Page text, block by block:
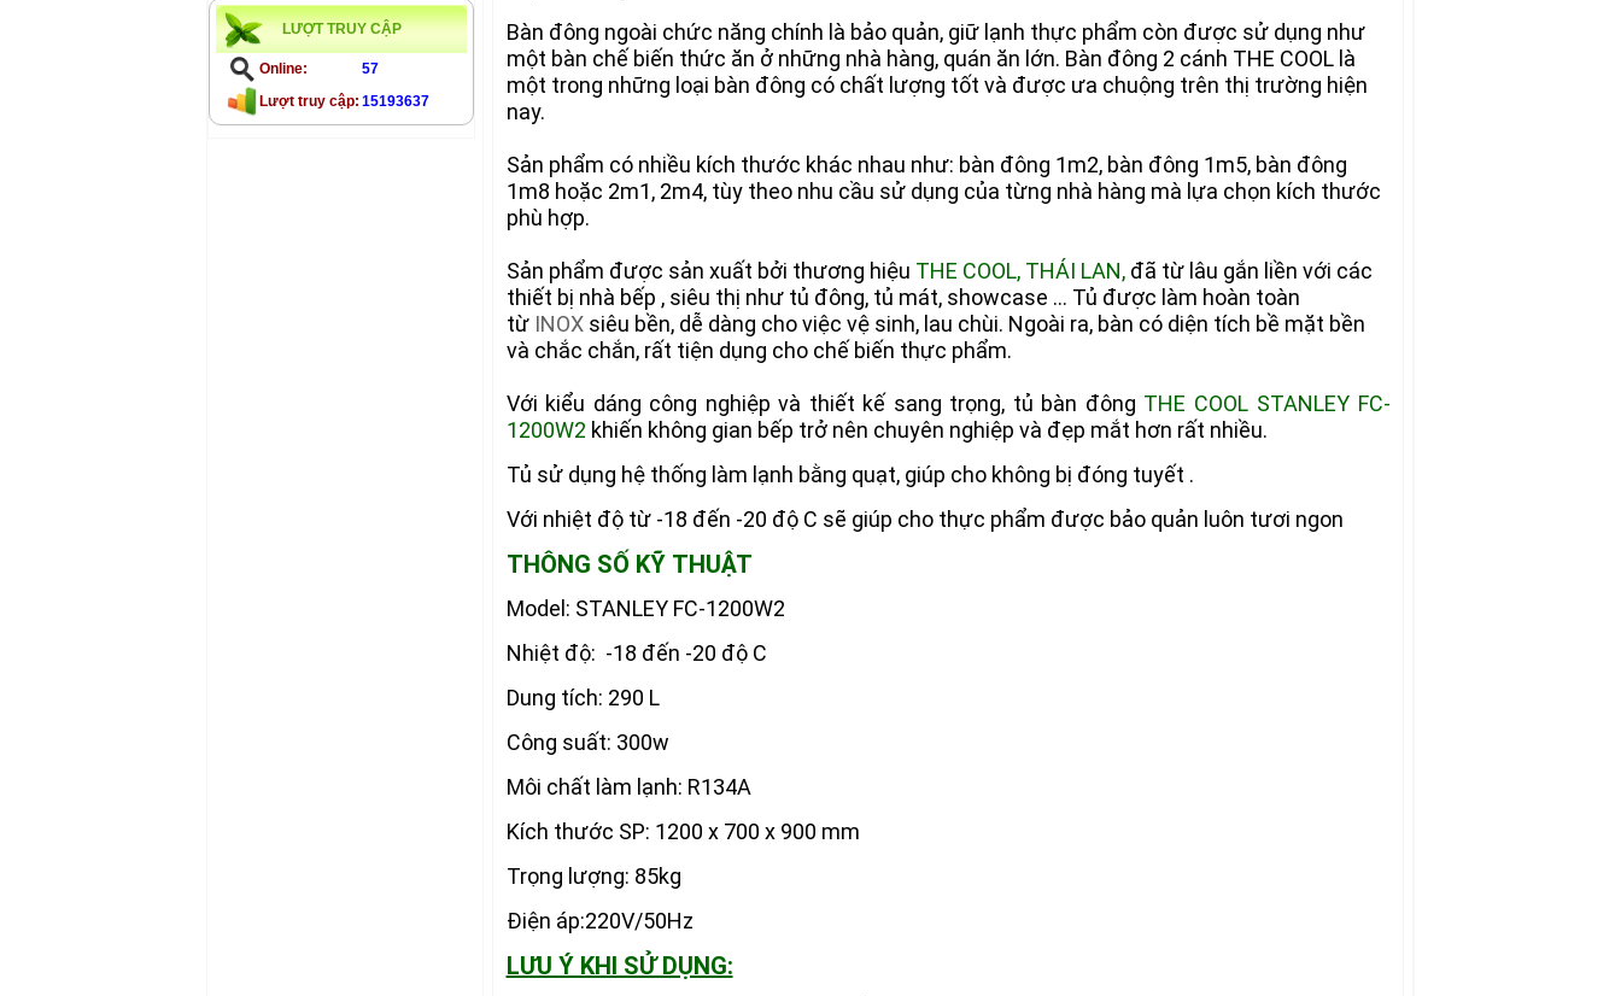
Bàn đông ngoài chức năng chính là bảo quản, giữ lạnh thực phẩm còn được sử dụng như
một bàn chế biến thức ăn ở những nhà hàng, quán ăn lớn. Bàn đông 2 cánh THE COOLlà
một trong những loại bàn đông có chất lượng tốt và được ưa chuộng trên thị trường hiện
nay.
Sản phẩm có nhiều kích thước khác nhau như: bàn đông 1m2, bàn đông 1m5, bàn đông
1m8 hoặc 2m1, 2m4, tùy theo nhu cầu sử dụng của từng nhà hàng mà lựa chọn kích thước
phù hợp.
Sản phẩm được sản xuất bởi thương hiệu THE COOL, THÁI LAN, đã từ lâu gắn liền với các
thiết bị nhà bếp , siêu thị như tủ đông, tủ mát, showcase … Tủ được làm hoàn toàn
từ INOXsiêu bền, dễ dàng cho việc vệ sinh, lau chùi. Ngoài ra, bàn có diện tích bề mặt bền
và chắc chắn, rất tiện dụng cho chế biến thực phẩm.
Với kiểu dáng công nghiệp và thiết kế sang trọng, tủ bàn đông THE COOL STANLEY FC-
1200W2 khiến không gian bếp trở nên chuyên nghiệp và đẹp mắt hơn rất nhiều.
Tủ sử dụng hệ thống làm lạnh bằng quạt, giúp cho không bị đóng tuyết .
Với nhiệt độ từ -18 đến -20 độ C sẽ giúp cho thực phẩm được bảo quản luôn tươi ngon
THÔNG SỐ KỸ THUẬT
Model: STANLEY FC-1200W2
Nhiệt độ: -18 đến -20 độ C
Dung tích: 290 L
Công suất: 300w
Môi chất làm lạnh: R134A
Kích thước SP: 1200 x 700 x 900 mm
Trọng lượng: 85kg
Điện áp:220V/50Hz
LƯU Ý KHI SỬ DỤNG:
LƯỢT TRUY CẬP
Online:
57
Lượt truy cập: 15193637